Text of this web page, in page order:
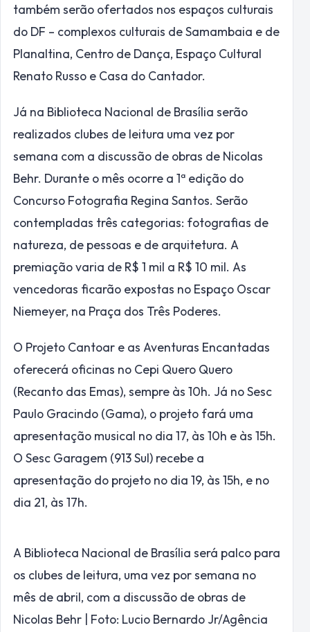
também serão ofertados nos espaços culturais
do DF – complexos culturais de Samambaia e de
Planaltina, Centro de Dança, Espaço Cultural
Renato Russo e Casa do Cantador.
Já na Biblioteca Nacional de Brasília serão
realizados clubes de leitura uma vez por
semana com a discussão de obras de Nicolas
Behr. Durante o mês ocorre a 1ª edição do
Concurso Fotografia Regina Santos. Serão
contempladas três categorias: fotografias de
natureza, de pessoas e de arquitetura. A
premiação varia de R$ 1 mil a R$ 10 mil. As
vencedoras ficarão expostas no Espaço Oscar
Niemeyer, na Praça dos Três Poderes.
O Projeto Cantoar e as Aventuras Encantadas
oferecerá oficinas no Cepi Quero Quero
(Recanto das Emas), sempre às 10h. Já no Sesc
Paulo Gracindo (Gama), o projeto fará uma
apresentação musical no dia 17, às 10h e às 15h.
O Sesc Garagem (913 Sul) recebe a
apresentação do projeto no dia 19, às 15h, e no
dia 21, às 17h.
A Biblioteca Nacional de Brasília será palco para
os clubes de leitura, uma vez por semana no
mês de abril, com a discussão de obras de
Nicolas Behr | Foto: Lucio Bernardo Jr/Agência